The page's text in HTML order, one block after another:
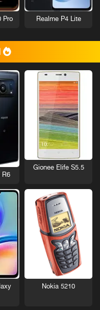
Realme P4 Lite
Pro
Gionee Elife S5.5
R6
Nokia 5210